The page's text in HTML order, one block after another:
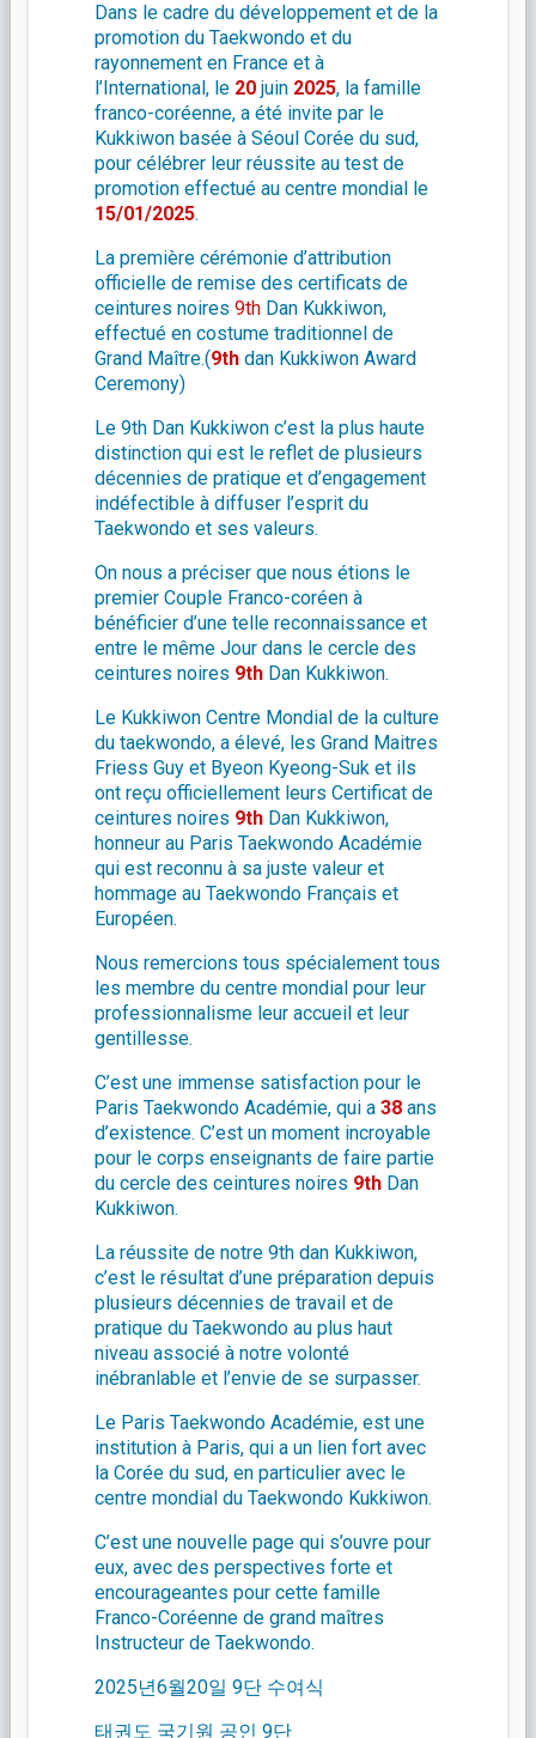
Dans le cadre du développement et de la
promotion du Taekwondo et du
rayonnement en France et à
l’International, le 20 juin 2025, la famille
franco-coréenne, a été invite par le
Kukkiwon basée à Séoul Corée du sud,
pour célébrer leur réussite au test de
promotion effectué au centre mondial le
15/01/2025.
La première cérémonie d’attribution
officielle de remise des certificats de
ceintures noires9th Dan Kukkiwon,
effectué en costume traditionnel de
Grand Maître.(9th dan Kukkiwon Award
Ceremony)
Le 9th Dan Kukkiwon c’est la plus haute
distinction qui est le reflet de plusieurs
décennies de pratique et d’engagement
indéfectible à diffuser l’esprit du
Taekwondo et ses valeurs.
On nous a préciser que nous étions le
premier Couple Franco-coréen à
bénéficier d’une telle reconnaissance et
entre le même Jour dans le cercle des
ceintures noires 9th Dan Kukkiwon.
Le Kukkiwon Centre Mondial de la culture
du taekwondo, a élevé, les Grand Maitres
Friess Guy et Byeon Kyeong-Suk et ils
ont reçu officiellement leurs Certificat de
ceintures noires 9th Dan Kukkiwon,
honneur au Paris Taekwondo Académie
qui est reconnu à sa juste valeur et
hommage au Taekwondo Français et
Européen.
Nous remercions tous spécialement tous
les membre du centre mondial pour leur
professionnalisme leur accueil et leur
gentillesse.
C’est une immense satisfaction pour le
Paris Taekwondo Académie, qui a38 ans
d’existence. C’est un moment incroyable
pour le corps enseignants de faire partie
du cercle des ceintures noires 9th Dan
Kukkiwon.
La réussite de notre 9th dan Kukkiwon,
c’est le résultat d’une préparation depuis
plusieurs décennies de travail et de
pratique du Taekwondo au plus haut
niveau associé à notre volonté
inébranlable et l’envie de se surpasser.
Le Paris Taekwondo Académie, est une
institution à Paris, qui a un lien fort avec
la Corée du sud, en particulier avec le
centre mondial du Taekwondo Kukkiwon.
C’est une nouvelle page qui s’ouvre pour
eux, avec des perspectives forte et
encourageantes pour cette famille
Franco-Coréenne de grand maîtres
Instructeur de Taekwondo.
2025년6월20일 9단 수여식
태권도 국기원 공인 9단